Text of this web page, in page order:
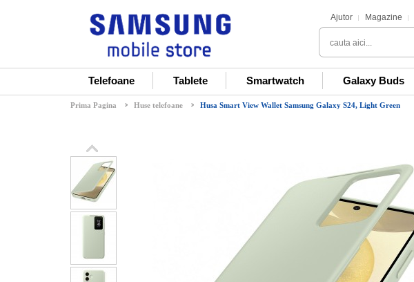
Ajutor Magazine
Telefoane Tablete Smartwatch Galaxy Buds
Prima Pagina Huse telefoane Husa Smart View Wallet Samsung Galaxy S24, Light Green